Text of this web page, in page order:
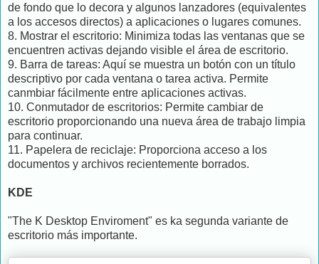
de fondo que lo decora y algunos lanzadores (equivalentes
a los accesos directos) a aplicaciones o lugares comunes.
8. Mostrar el escritorio: Minimiza todas las ventanas que se
encuentren activas dejando visible el área de escritorio.
9. Barra de tareas: Aquí se muestra un botón con un título
descriptivo por cada ventana o tarea activa. Permite
canmbiar fácilmente entre aplicaciones activas.
10. Conmutador de escritorios: Permite cambiar de
escritorio proporcionando una nueva área de trabajo limpia
para continuar.
11. Papelera de reciclaje: Proporciona acceso a los
documentos y archivos recientemente borrados.
KDE
"The K Desktop Enviroment" es ka segunda variante de
escritorio más importante.